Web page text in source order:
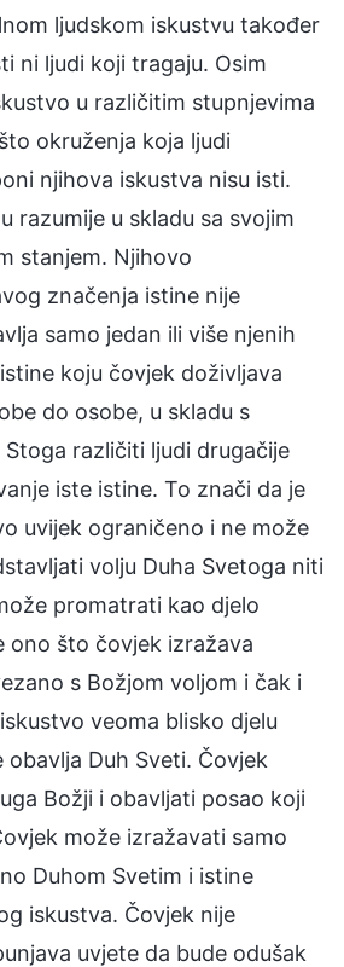
ljudskom iskustvu također
ni ljudi koji tragaju. Osim
u različitim stupnjevima
okruženja koja ljudi
njihova iskustva nisu isti.
razumije u skladu sa svojim
stanjem. Njihovo
značenja istine nije
samo jedan ili više njenih
koju čovjek doživljava
do osobe, u skladu s
različiti ljudi drugačije
iste istine. To znači da je
uvijek ograničeno i ne može
volju Duha Svetoga niti
promatrati kao djelo
ono što čovjek izražava
s Božjom voljom i čak i
veoma blisko djelu
obavlja Duh Sveti. Čovjek
Božji i obavljati posao koji
može izražavati samo
Duhom Svetim i istine
iskustva. Čovjek nije
uvjete da bude odušak